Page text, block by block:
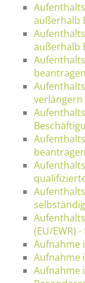
außerhalb
außerhalb
beantragen
verlängern
beantragen
(EU/EWR)
Aufnahme
Aufnahme
Aufnahme